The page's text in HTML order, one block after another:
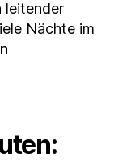
leitender
Nächte im